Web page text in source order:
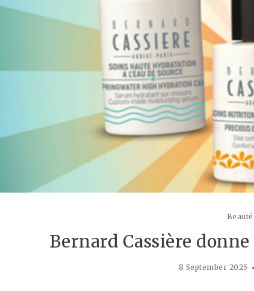
Bernard Cassière
8 September 2025